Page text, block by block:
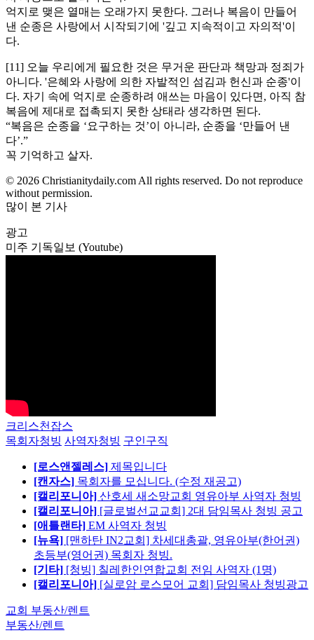
억지로 맺은 열매는 오래가지 못한다. 그러나 복음이 만들어
낸 순종은 사랑에서 시작되기에 '깊고 지속적이고 자의적'이
다.
[11] 오늘 우리에게 필요한 것은 무거운 판단과 책망과 정죄가
아니다. '은혜와 사랑에 의한 자발적인 섬김과 헌신과 순종'이
다. 자기 속에 억지로 순종하려 애쓰는 마음이 있다면, 아직 참
복음에 제대로 접촉되지 못한 상태라 생각하면 된다.
“복음은 순종을 ‘요구하는 것’이 아니라, 순종을 ‘만들어 낸
다’.”
꼭 기억하고 살자.
© 2026 Christianitydaily.com All rights reserved. Do not reproduce
without permission.
많이 본 기사
광고
미주 기독일보 (Youtube)
크리스천잡스
목회자청빙 사역자청빙 구인구직
[로스앤젤레스] 제목입니다
[캔자스] 목회자를 모십니다. (수정 재공고)
[캘리포니아] 산호세 새소망교회 영유아부 사역자 청빙
[캘리포니아] [글로벌선교교회] 2대 담임목사 청빙 공고
[애틀랜타] EM 사역자 청빙
[뉴욕] [맨하탄 IN2교회] 차세대총괄, 영유아부(한어권)
초등부(영어권) 목회자 청빙.
[기타] [청빙] 칠레한인연합교회 전임 사역자 (1명)
[캘리포니아] [실로암 로스모어 교회] 담임목사 청빙광고
교회 부동산/렌트
부동산/렌트